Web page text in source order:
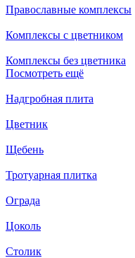
Православные комплексы
Комплексы с цветником
Комплексы без цветника
Посмотреть ещё
Надгробная плита
Цветник
Щебень
Тротуарная плитка
Ограда
Цоколь
Столик